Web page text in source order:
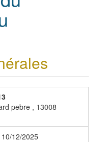
pebre , 13008
12/2025